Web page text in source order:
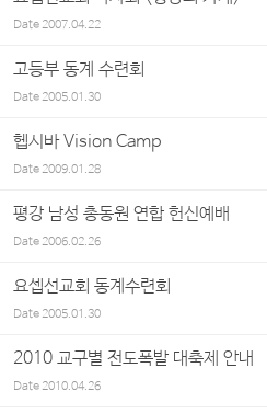
Date2007.04.22
고등부 동계 수련회
Date2005.01.30
헵시바 Vision Camp
Date2009.01.28
평강 남성 총동원 연합 헌신예배
Date2006.02.26
요셉선교회 동계수련회
Date2005.01.30
2010 교구별 전도폭발 대축제 안내
Date2010.04.26